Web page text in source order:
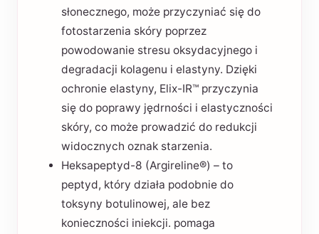
słonecznego, może przyczyniać się do
fotostarzenia skóry poprzez
powodowanie stresu oksydacyjnego i
degradacji kolagenu i elastyny. Dzięki
ochronie elastyny, Elix-IR™ przyczynia
się do poprawy jędrności i elastyczności
skóry, co może prowadzić do redukcji
widocznych oznak starzenia.
Heksapeptyd-8 (Argireline®) – to
peptyd, który działa podobnie do
toksyny botulinowej, ale bez
konieczności iniekcji. pomaga